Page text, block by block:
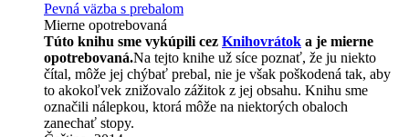
Pevná väzba s prebalom
Mierne opotrebovaná
Túto knihu sme vykúpili cez Knihovrátok a je mierne
opotrebovaná.Na tejto knihe už síce poznať, že ju niekto
čítal, môže jej chýbať prebal, nie je však poškodená tak, aby
to akokoľvek znižovalo zážitok z jej obsahu. Knihu sme
označili nálepkou, ktorá môže na niektorých obaloch
zanechať stopy.